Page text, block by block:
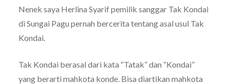
Nenek saya Herlina Syarif pemilik sanggar Tak Kondai
di Sungai Pagu pernah bercerita tentang asal usul Tak
Kondai.
Tak Kondai berasal dari kata “Tatak” dan “Kondai”
yang berarti mahkota konde. Bisa diartikan mahkota